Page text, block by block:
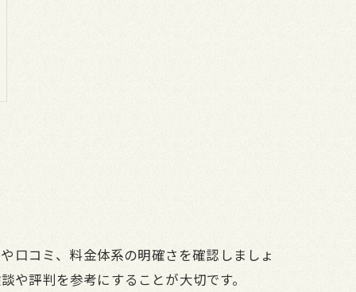
口コミ、料金体系の明確さを確認しましょ
評判を参考にすることが大切です。